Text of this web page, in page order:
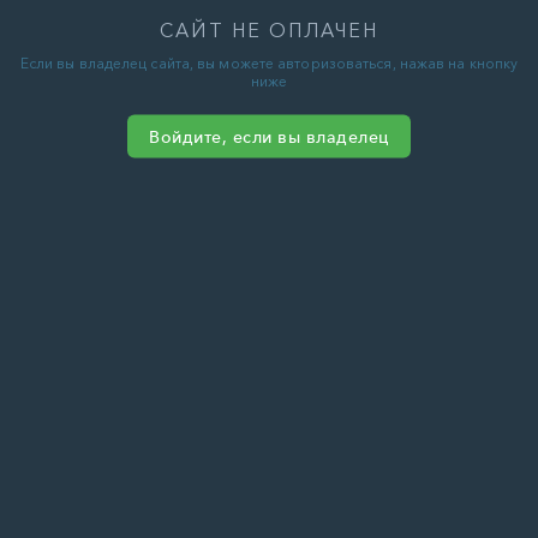
САЙТ НЕ ОПЛАЧЕН
Если вы владелец сайта, вы можете авторизоваться, нажав на кнопку
ниже
Войдите, если вы владелец